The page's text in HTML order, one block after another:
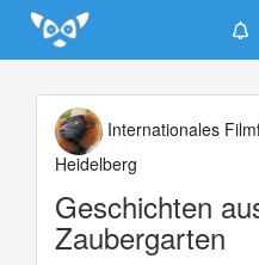
Update cookies preferences
Internationales
Heidelberg
Geschichten
Zaubergarten